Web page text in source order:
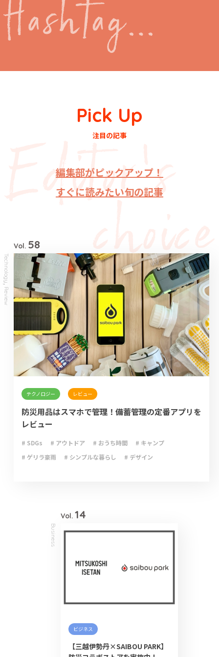
Pick Up
注目の記事
編集部がピックアップ！
すぐに読みたい旬の記事
Technology
,
Review
Vol. 58
テクノロジー レビュー
防災用品はスマホで管理！備蓄管理の定番アプリを
レビュー
# SDGs # アウトドア # おうち時間
# キャンプ
# ゲリラ豪雨
# シンプルな暮らし
# デザイン
Business
Vol. 14
ビジネス
【三越伊勢丹×SAIBOU PARK】